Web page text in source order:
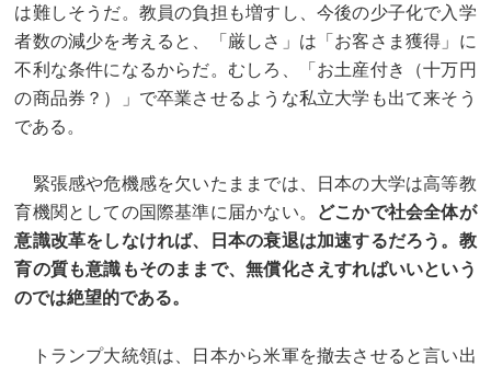
は難しそうだ。教員の負担も増すし、今後の少子化で入学
者数の減少を考えると、「厳しさ」は「お客さま獲得」に
不利な条件になるからだ。むしろ、「お土産付き（十万円
の商品券？）」で卒業させるような私立大学も出て来そう
である。
緊張感や危機感を欠いたままでは、日本の大学は高等教
育機関としての国際基準に届かない。
どこかで社会全体が
意識改革をしなければ、日本の衰退は加速するだろう。教
育の質も意識もそのままで、無償化さえすればいいという
のでは絶望的である。
トランプ大統領は、日本から米軍を撤去させると言い出